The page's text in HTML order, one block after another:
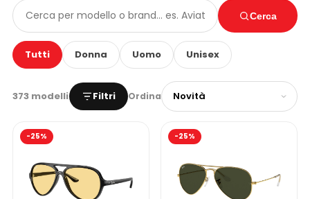
Cerca
Tutti Donna Uomo Unisex
373 modelli Filtri Ordina
-25% -25%